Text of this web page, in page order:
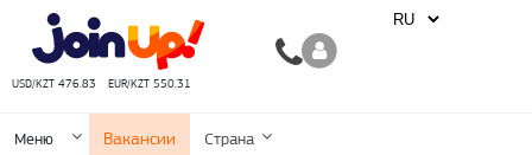
USD/KZT 476.83 EUR/KZT 550.31
Меню Вакансии Страна